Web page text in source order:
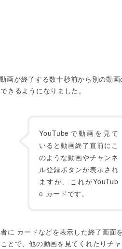
画が終了する数十秒前から別の動画
きるようになりました。
YouTubeで動画を見て
いると動画終了直前にこ
のような動画やチャンネ
ル登録ボタンが表示され
ますが、これがYouTub
e カードです。
に カードなどを表示した終了画面
とで、他の動画を見てくれたりチ